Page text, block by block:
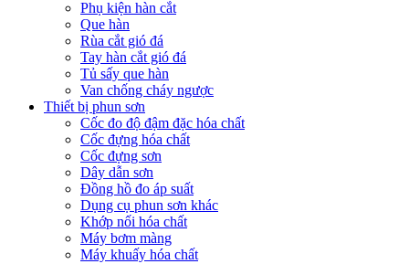
Phụ kiện hàn cắt
Que hàn
Rùa cắt gió đá
Tay hàn cắt gió đá
Tủ sấy que hàn
Van chống cháy ngược
Thiết bị phun sơn
Cốc đo độ đậm đặc hóa chất
Cốc đựng hóa chất
Cốc đựng sơn
Dây dẫn sơn
Đồng hồ đo áp suất
Dụng cụ phun sơn khác
Khớp nối hóa chất
Máy bơm màng
Máy khuấy hóa chất